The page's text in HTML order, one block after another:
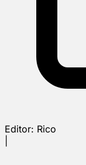
Editor: Rico